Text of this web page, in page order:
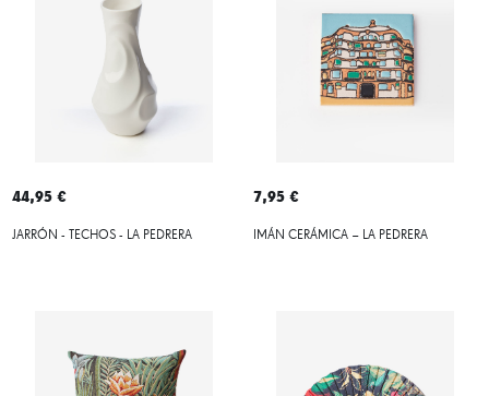
44,95 €
JARRÓN - TECHOS - LA PEDRERA
7,95 €
IMÁN CERÁMICA – LA PEDRERA